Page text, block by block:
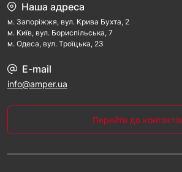
Наша адреса
м. Запорiжжя, вул. Крива Бухта, 2
м. Kиїв, вул. Бориспільська, 7
м. Одеса, вул. Троїцька, 23
E-mail
info@amper.ua
Перейти до контактів